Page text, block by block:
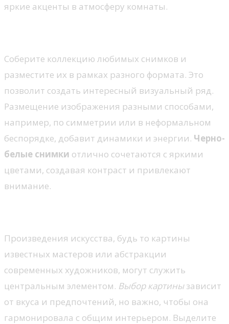
яркие акценты в атмосферу комнаты.
Соберите коллекцию любимых снимков и
разместите их в рамках разного формата. Это
позволит создать интересный визуальный ряд.
Размещение изображения разными способами,
например, по симметрии или в неформальном
беспорядке, добавит динамики и энергии. Черно-
белые снимки отлично сочетаются с яркими
цветами, создавая контраст и привлекают
внимание.
Произведения искусства, будь то картины
известных мастеров или абстракции
современных художников, могут служить
центральным элементом. Выбор картинызависит
от вкуса и предпочтений, но важно, чтобы она
гармонировала с общим интерьером. Выделите